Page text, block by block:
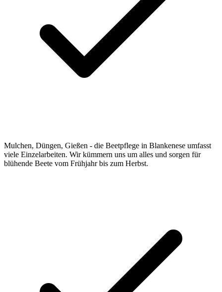
Mulchen, Düngen, Gießen - die Beetpflege in Blankenese umfasst
viele Einzelarbeiten. Wir kümmern uns um alles und sorgen für
blühende Beete vom Frühjahr bis zum Herbst.